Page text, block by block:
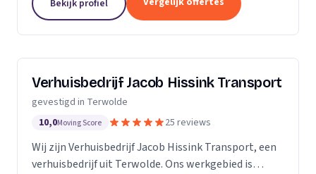
tot een...
Bekijk profiel
Verhuisbedrijf Jacob Hissink Transport
gevestigd in Terwolde
10,0Moving Score 25 reviews
Wij zijn Verhuisbedrijf Jacob Hissink Transport, een
verhuisbedrijf uit Terwolde. Ons werkgebied is